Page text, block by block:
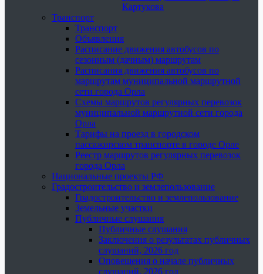
Картукова
Транспорт
Транспорт
Объявления
Расписание движения автобусов по
сезонным (дачным) маршрутам
Расписания движения автобусов по
маршрутам муниципальной маршрутной
сети города Орла
Схемы маршрутов регулярных перевозок
муниципальной маршрутной сети города
Орла
Тарифы на проезд в городском
пассажирском транспорте в городе Орле
Реестр маршрутов регулярных перевозок
города Орла
Национальные проекты РФ
Градостроительство и землепользование
Градостроительство и землепользование
Земельные участки
Публичные слушания
Публичные слушания
Заключения о результатах публичных
слушаний, 2026 год
Оповещения о начале публичных
слушаний, 2026 год